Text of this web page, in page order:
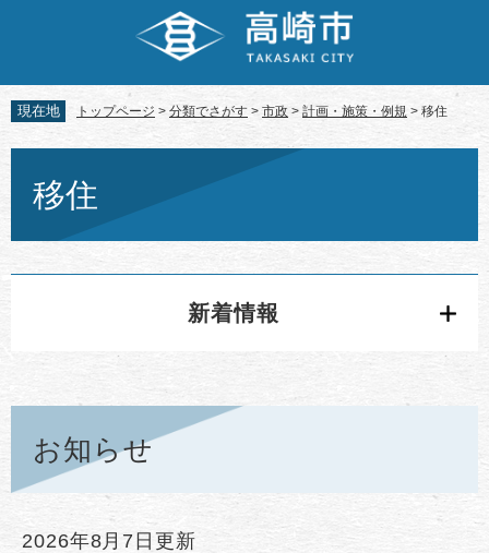
先
頭
で
を
飛
ば
文
現在地 トップページ > 分類でさがす > 市政 > 計画・施策・例規 > 移住
移住
新着情報
お知らせ
2026年8月7日更新